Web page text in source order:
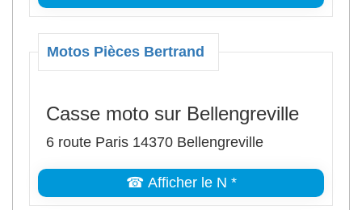
Motos Pièces Bertrand
Casse moto sur Bellengreville
6 route Paris 14370 Bellengreville
☎ Afficher le N *